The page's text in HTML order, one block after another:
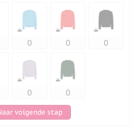
volgende stap